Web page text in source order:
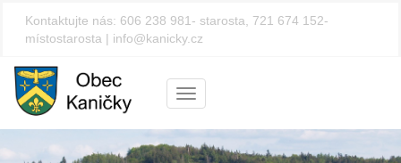
Kontaktujte nás: 606 238 981- starosta, 721 674 152-
místostarosta | info@kanicky.cz
Menu